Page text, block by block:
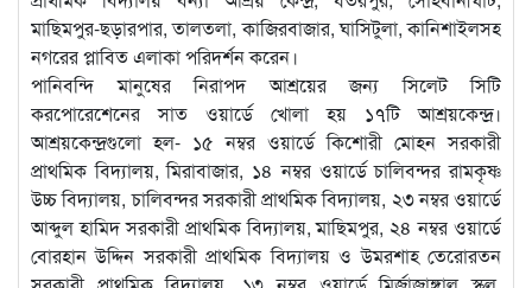
মাছিমপুর-ছড়ারপার, তালতলা, কাজিরবাজার, ঘাসিটুলা, কানিশাইলসহ
নগরের প্লাবিত এলাকা পরিদর্শন করেন।
পানিবন্দি মানুষের নিরাপদ আশ্রয়ের জন্য সিলেট সিটি
করপোরেশেনের সাত ওয়ার্ডে খোলা হয় ১৭টি আশ্রয়কেন্দ্র।
আশ্রয়কেন্দ্রগুলো হল- ১৫ নম্বর ওয়ার্ডে কিশোরী মোহন সরকারী
প্রাথমিক বিদ্যালয়, মিরাবাজার, ১৪ নম্বর ওয়ার্ডে চালিবন্দর রামকৃষ্ণ
উচ্চ বিদ্যালয়, চালিবন্দর সরকারী প্রাথমিক বিদ্যালয়, ২৩ নম্বর ওয়ার্ডে
আব্দুল হামিদ সরকারী প্রাথমিক বিদ্যালয়, মাছিমপুর, ২৪ নম্বর ওয়ার্ডে
বোরহান উদ্দিন সরকারী প্রাথমিক বিদ্যালয় ও উমরশাহ তেরোরতন